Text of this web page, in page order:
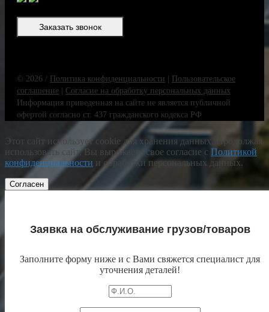
Заказать звонок
© 2026 / Политика конфиденциальности | Пользовательское
соглашение | Согласие на обработку персональных данных
Информация приведенная на сайте не является публичной
офертой согласно ст. 437 гражданского кодекса РФ
Этот сайт использует cookie для хранения данных. Продолжая
использовать сайт, Вы выражаете свое согласие с Политикой
конфиденциальности и обработки персональных данных.
Согласен
Заявка на обслуживание грузов/товаров
Заполните форму ниже и с Вами свяжется специалист для
уточнения деталей!